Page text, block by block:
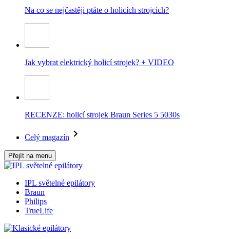
Na co se nejčastěji ptáte o holicích strojcích?
Jak vybrat elektrický holicí strojek? + VIDEO
RECENZE: holicí strojek Braun Series 5 5030s
Celý magazín
Přejít na menu
IPL světelné epilátory
Braun
Philips
TrueLife